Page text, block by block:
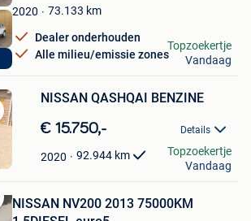
2020 73.133 km
Dealer onderhouden
Alle milieu/emissie zones
Topzoekertje
Vandaag
NISSAN QASHQAI BENZINE
€ 15.750,- Details
2020 92.944 km
Topzoekertje
Vandaag
NISSAN NV200 2013 75000KM